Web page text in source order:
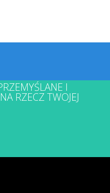
I
RZECZ TWOJEJ